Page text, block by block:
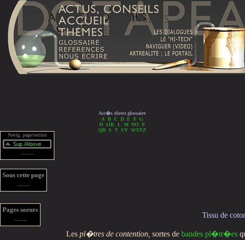
Navig. page/section
Sous cette page
Pages soeurs
Acc�s direct glossaire
A B C D E F G
H IJK L M NO P
QR
S T UV WXYZ
Tissu de
Les pl�tres de contention, sortes de bandes pl�tr�es